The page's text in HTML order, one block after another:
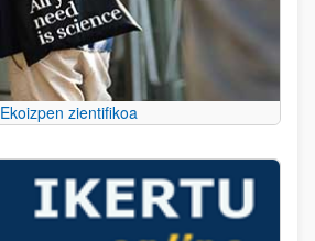
Ekoizpen zientifikoa